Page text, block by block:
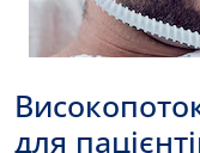
для